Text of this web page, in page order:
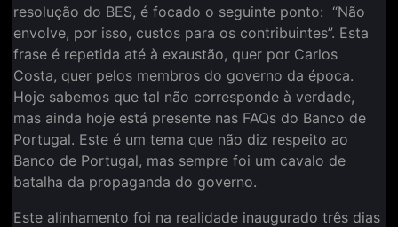
resolução do BES, é focado o seguinte ponto: “Não
envolve, por isso, custos para os contribuintes”. Esta
frase é repetida até à exaustão, quer por Carlos
Costa, quer pelos membros do governo da época.
Hoje sabemos que tal não corresponde à verdade,
mas ainda hoje está presente nas FAQs do Banco de
Portugal. Este é um tema que não diz respeito ao
Banco de Portugal, mas sempre foi um cavalo de
batalha da propaganda do governo.
Este alinhamento foi na realidade inaugurado três dias